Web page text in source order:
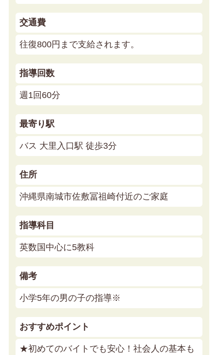
交通費
往復800円まで支給されます。
指導回数
週1回60分
最寄り駅
バス 大里入口駅 徒歩3分
住所
沖縄県南城市佐敷冨祖崎付近のご家庭
指導科目
英数国中心に5教科
備考
小学5年の男の子の指導※
おすすめポイント
★初めてのバイトでも安心！社会人の基本も